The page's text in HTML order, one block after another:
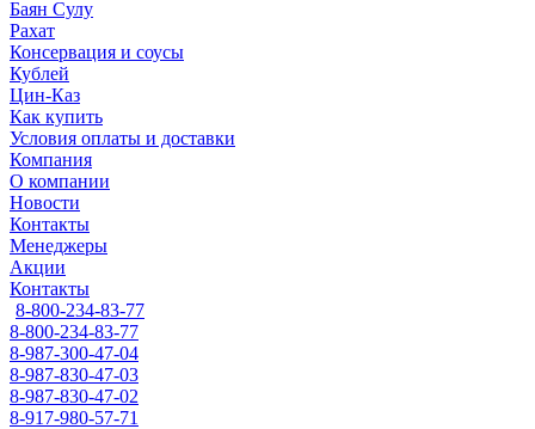
Баян Сулу
Рахат
Консервация и соусы
Кублей
Цин-Каз
Как купить
Условия оплаты и доставки
Компания
О компании
Новости
Контакты
Менеджеры
Акции
Контакты
8-800-234-83-77
8-800-234-83-77
8-987-300-47-04
8-987-830-47-03
8-987-830-47-02
8-917-980-57-71